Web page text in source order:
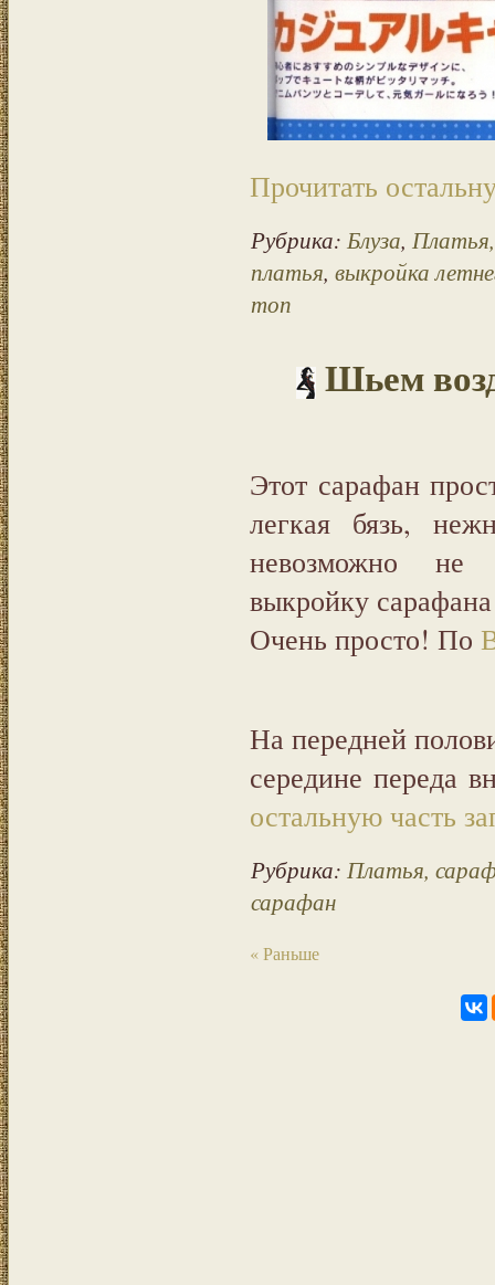
Прочитать
Рубрика: Блуза,
платья, выкройка
топ
Шьем
Этот сарафан
легкая бязь,
невозможно не
выкройку сарафана
Очень просто! По
На передней
середине переда
остальную часть
Рубрика: Платья,
сарафан
« Раньше